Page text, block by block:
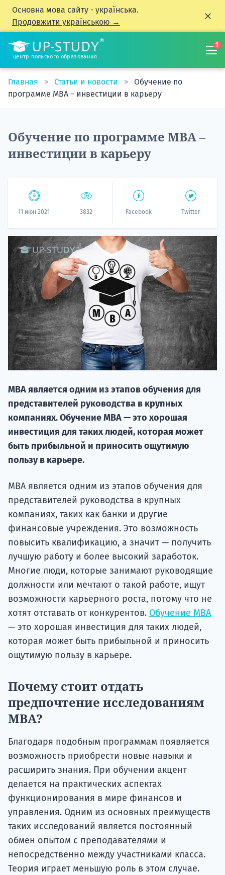
Основна мова сайту - українська.
Продовжити українською →
центр польского образования
1
Главная Статьи и новости
Обучение по
программе MBA – инвестиции в карьеру
Обучение по программе MBA –
инвестиции в карьеру
11 июн 2021 3832 Facebook Twitter
MBA является одним из этапов обучения для
представителей руководства в крупных
компаниях. Обучение MBA — это хорошая
инвестиция для таких людей, которая может
быть прибыльной и приносить ощутимую
пользу в карьере.
MBA является одним из этапов обучения для
представителей руководства в крупных
компаниях, таких как банки и другие
финансовые учреждения. Это возможность
повысить квалификацию, а значит — получить
лучшую работу и более высокий заработок.
Многие люди, которые занимают руководящие
должности или мечтают о такой работе, ищут
возможности карьерного роста, потому что не
хотят отставать от конкурентов. Обучение MBA
— это хорошая инвестиция для таких людей,
которая может быть прибыльной и приносить
ощутимую пользу в карьере.
Почему стоит отдать
предпочтение исследованиям
MBA?
Благодаря подобным программам появляется
возможность приобрести новые навыки и
расширить знания. При обучении акцент
делается на практических аспектах
функционирования в мире финансов и
управления. Одним из основных преимуществ
таких исследований является постоянный
обмен опытом с преподавателями и
непосредственно между участниками класса.
Теория играет меньшую роль в этом случае.
НАБОР